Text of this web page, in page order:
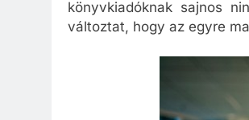
könyvkiadóknak sajnos
változtat, hogy az egyre